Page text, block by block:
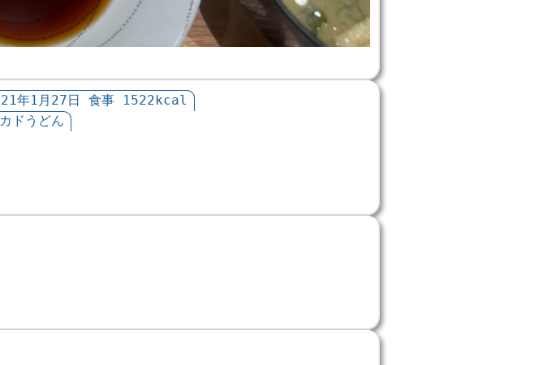
年1月27日 食事 1522kcal
ドうどん